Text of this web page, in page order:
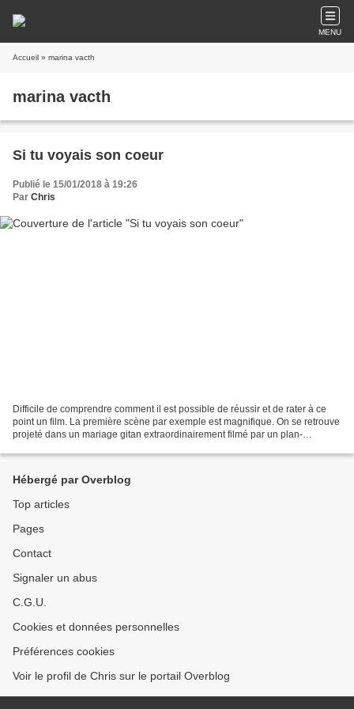
MENU
Accueil » marina vacth
marina vacth
Si tu voyais son coeur
Publié le 15/01/2018 à 19:26
Par Chris
Difficile de comprendre comment il est possible de réussir et de rater à ce
point un film. La première scène par exemple est magnifique. On se retrouve
projeté dans un mariage gitan extraordinairement filmé par un plan-
Hébergé par Overblog
Top articles
Pages
Contact
Signaler un abus
C.G.U.
Cookies et données personnelles
Préférences cookies
Voir le profil de Chris sur le portail Overblog